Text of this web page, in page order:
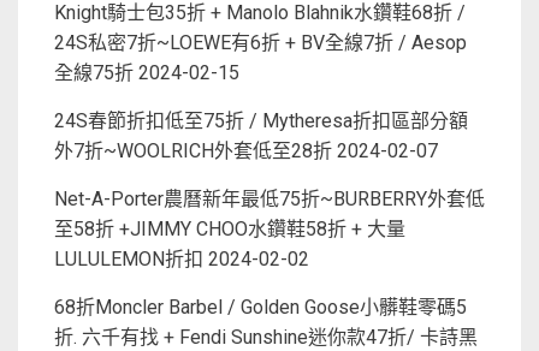
Knight騎士包35折 + Manolo Blahnik水鑽鞋68折 /
24S私密7折~LOEWE有6折 + BV全線7折 / Aesop
全線75折 2024-02-15
24S春節折扣低至75折 / Mytheresa折扣區部分額
外7折~WOOLRICH外套低至28折 2024-02-07
Net-A-Porter農曆新年最低75折~BURBERRY外套低
至58折 +JIMMY CHOO水鑽鞋58折 + 大量
LULULEMON折扣 2024-02-02
68折Moncler Barbel / Golden Goose小髒鞋零碼5
折. 六千有找 + Fendi Sunshine迷你款47折/ 卡詩黑